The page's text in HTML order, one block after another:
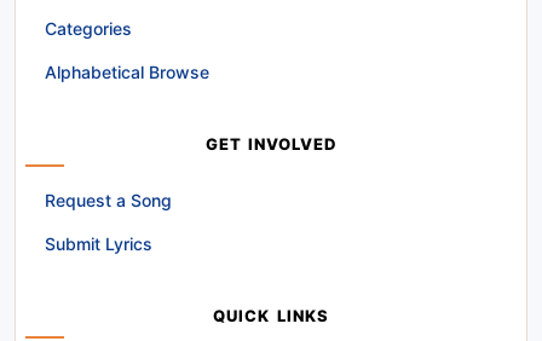
Categories
Alphabetical Browse
GET INVOLVED
Request a Song
Submit Lyrics
QUICK LINKS